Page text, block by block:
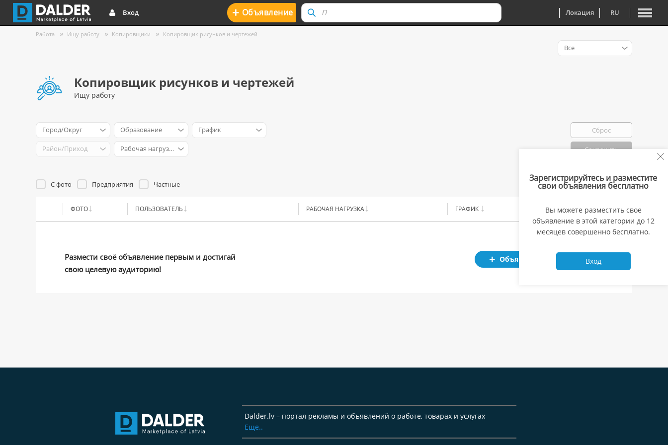
Вход + Oбъявление Локация RU
Работа Ищу работу Копировщики Копировщик рисунков и чертежей
Копировщик рисунков и чертежей
Ищу работу
Город/Округ Образование График
Район/Приход Рабочая нагрузка
Сброс
Сохранить
Все
С фото Предприятия Частные Избранно: 0
ФОТО ПОЛЬЗОВАТЕЛЬ РАБОЧАЯ НАГРУЗКА ГРАФИК ЗАРПЛАТА
Размести своё объявление первым и достигай
свою целевую аудиторию!
Объявление
Зарегистрируйтесь и разместите
свои объявления бесплатно
Вы можете разместить свое
объявление в этой категории до 12
месяцев совершенно бесплатно.
Вход
Dalder.lv – портал рекламы и объявлений о работе, товарах и услугах
Еще..